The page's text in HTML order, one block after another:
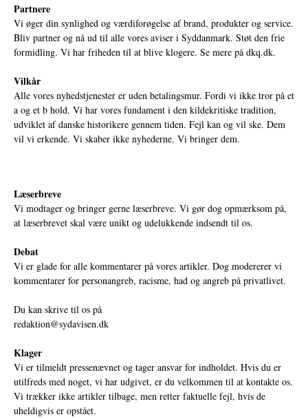
Partnere
Vi øger din synlighed og værdiforøgelse af brand, produkter og service.
Bliv partner og nå ud til alle vores aviser i Syddanmark. Støt den frie
formidling. Vi har friheden til at blive klogere. Se mere på dkq.dk.
Vilkår
Alle vores nyhedstjenester er uden betalingsmur. Fordi vi ikke tror på et
a og et b hold. Vi har vores fundament i den kildekritiske tradition,
udviklet af danske historikere gennem tiden. Fejl kan og vil ske. Dem
vil vi erkende. Vi skaber ikke nyhederne. Vi bringer dem.
Læserbreve
Vi modtager og bringer gerne læserbreve. Vi gør dog opmærksom på,
at læserbrevet skal være unikt og udelukkende indsendt til os.
Debat
Vi er glade for alle kommentarer på vores artikler. Dog modererer vi
kommentarer for personangreb, racisme, had og angreb på privatlivet.
Du kan skrive til os på
redaktion@sydavisen.dk
Klager
Vi er tilmeldt pressenævnet og tager ansvar for indholdet. Hvis du er
utilfreds med noget, vi har udgivet, er du velkommen til at kontakte os.
Vi trækker ikke artikler tilbage, men retter faktuelle fejl, hvis de
uheldigvis er opstået.